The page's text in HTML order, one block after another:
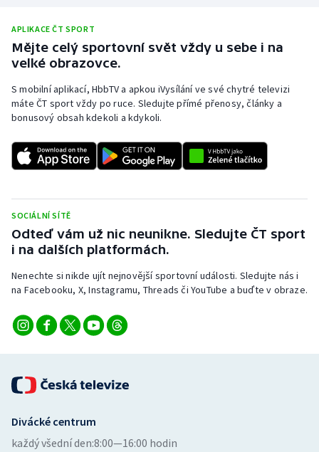
Plážový volejbal
Ragby
Rychlobruslení
Rychlostní kanoistika
Short track
Sportovní střelba
Stolní tenis
Vodní slalom
APLIKACE ČT SPORT
Mějte celý sportovní svět vždy u sebe i na
velké obrazovce.
S mobilní aplikací, HbbTV a apkou iVysílání ve své chytré televizi
máte ČT sport vždy po ruce. Sledujte přímé přenosy, články a
bonusový obsah kdekoli a kdykoli.
SOCIÁLNÍ SÍTĚ
Odteď vám už nic neunikne. Sledujte ČT sport
i na dalších platformách.
Nenechte si nikde ujít nejnovější sportovní události. Sledujte nás i
na Facebooku, X, Instagramu, Threads či YouTube a buďte v obraze.
Divácké centrum
každý všední den:8:00—16:00 hodin